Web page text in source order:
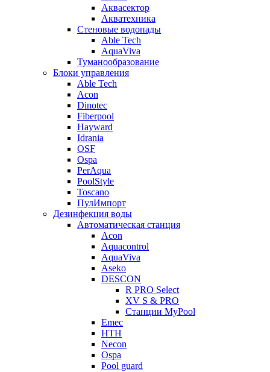
Аквасектор
Акватехника
Стеновые водопады
Able Tech
AquaViva
Туманообразование
Блоки управления
Able Tech
Acon
Dinotec
Fiberpool
Hayward
Idrania
OSF
Ospa
PerAqua
PoolStyle
Toscano
ПулИмпорт
Дезинфекция воды
Автоматическая станция
Acon
Aquacontrol
AquaViva
Aseko
DESCON
R PRO Select
XV S & PRO
Станции MyPool
Emec
HTH
Necon
Ospa
Pool guard